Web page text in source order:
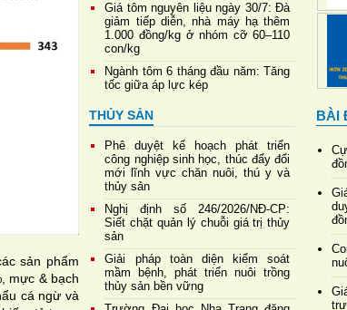
sản phẩm
mực & bạch
cá ngừ và
Giá tôm nguyên liệu ngày 30/7: Đà
giảm tiếp diễn, nhà máy hạ thêm
1.000 đồng/kg ở nhóm cỡ 60–110
con/kg
Ngành tôm 6 tháng đầu năm: Tăng
tốc giữa áp lực kép
THỦY SẢN
Phê duyệt kế hoạch phát triển
công nghiệp sinh học, thúc đẩy đổi
mới lĩnh vực chăn nuôi, thú y và
thủy sản
Nghị định số 246/2026/NĐ-CP:
Siết chặt quản lý chuỗi giá trị thủy
sản
Giải pháp toàn diện kiểm soát
mầm bệnh, phát triển nuôi trồng
thủy sản bền vững
BÀI